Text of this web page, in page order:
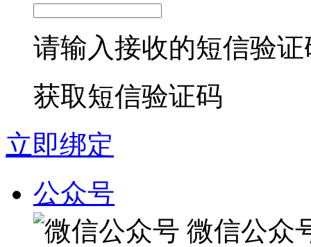
请输入接收的短信验证
获取短信验证码
立即绑定
公众号
微信公众